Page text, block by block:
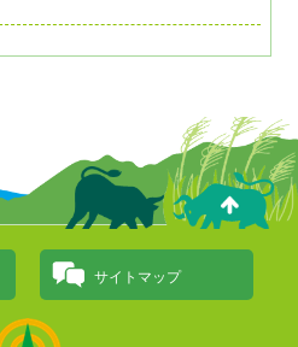
サイトマップ